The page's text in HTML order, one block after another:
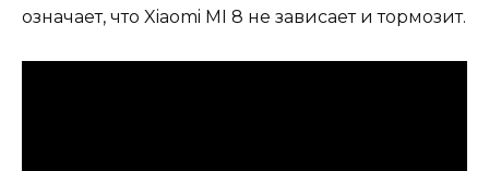
означает, что Xiaomi MI 8 не зависает и тормозит.